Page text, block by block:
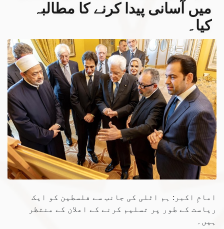
میں آسانی پیدا کرنے کا مطالبہ
کیا۔
امامِ اکبر: ہم اٹلی کی جانب سے فلسطین کو ایک
ریاست کے طور پر تسلیم کرنے کے اعلان کے منتظر
ہیں۔